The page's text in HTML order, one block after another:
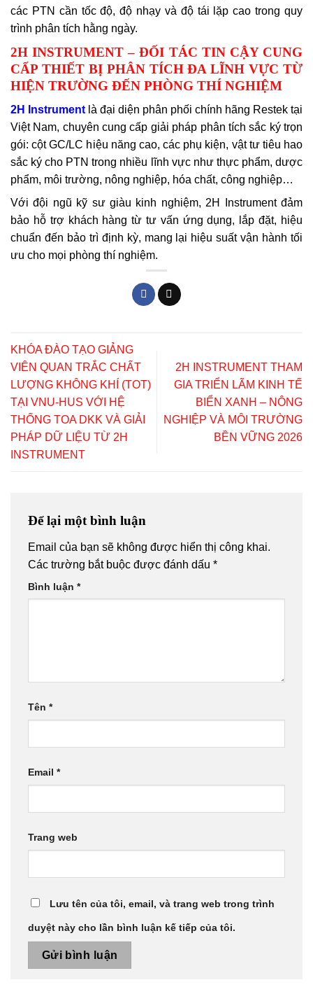
các PTN cần tốc độ, độ nhạy và độ tái lặp cao trong quy
trình phân tích hằng ngày.
2H INSTRUMENT – ĐỐI TÁC TIN CẬY CUNG
CẤP THIẾT BỊ PHÂN TÍCH ĐA LĨNH VỰC TỪ
HIỆN TRƯỜNG ĐẾN PHÒNG THÍ NGHIỆM
2H Instrument là đại diện phân phối chính hãng Restek tại
Việt Nam, chuyên cung cấp giải pháp phân tích sắc ký trọn
gói: cột GC/LC hiệu năng cao, các phụ kiện, vật tư tiêu hao
sắc ký cho PTN trong nhiều lĩnh vực như thực phẩm, dược
phẩm, môi trường, nông nghiệp, hóa chất, công nghiệp…
Với đội ngũ kỹ sư giàu kinh nghiệm, 2H Instrument đảm
bảo hỗ trợ khách hàng từ tư vấn ứng dụng, lắp đặt, hiệu
chuẩn đến bảo trì định kỳ, mang lại hiệu suất vận hành tối
ưu cho mọi phòng thí nghiệm.
KHÓA ĐÀO TẠO GIẢNG
VIÊN QUAN TRẮC CHẤT
LƯỢNG KHÔNG KHÍ (TOT)
TẠI VNU-HUS VỚI HỆ
THỐNG TOA DKK VÀ GIẢI
PHÁP DỮ LIỆU TỪ 2H
INSTRUMENT
2H INSTRUMENT THAM
GIA TRIỂN LÃM KINH TẾ
BIỂN XANH – NÔNG
NGHIỆP VÀ MÔI TRƯỜNG
BỀN VỮNG 2026
Để lại một bình luận
Email của bạn sẽ không được hiển thị công khai.
Các trường bắt buộc được đánh dấu *
Bình luận *
Tên *
Email *
Trang web
Lưu tên của tôi, email, và trang web trong trình
duyệt này cho lần bình luận kế tiếp của tôi.